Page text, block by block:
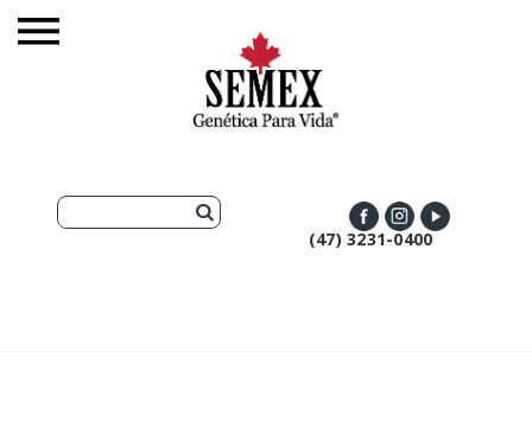
(47) 3231-0400